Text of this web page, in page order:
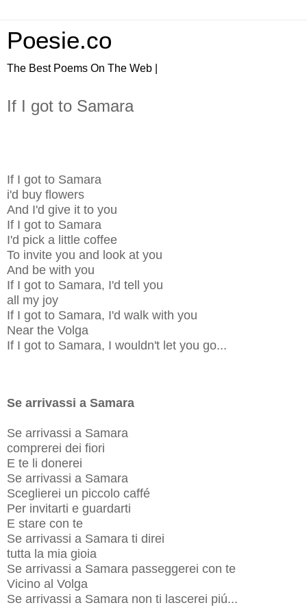
Poesie.co
The Best Poems On The Web |
If I got to Samara
If I got to Samara
i'd buy flowers
And I'd give it to you
If I got to Samara
I'd pick a little coffee
To invite you and look at you
And be with you
If I got to Samara, I'd tell you
all my joy
If I got to Samara, I'd walk with you
Near the Volga
If I got to Samara, I wouldn't let you go...
Se arrivassi a Samara
Se arrivassi a Samara
comprerei dei fiori
E te li donerei
Se arrivassi a Samara
Sceglierei un piccolo caffé
Per invitarti e guardarti
E stare con te
Se arrivassi a Samara ti direi
tutta la mia gioia
Se arrivassi a Samara passeggerei con te
Vicino al Volga
Se arrivassi a Samara non ti lascerei piú...